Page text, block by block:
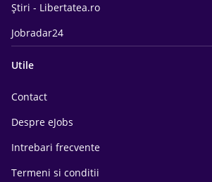
Știri - Libertatea.ro
Jobradar24
Utile
Contact
Despre eJobs
Intrebari frecvente
Termeni si conditii